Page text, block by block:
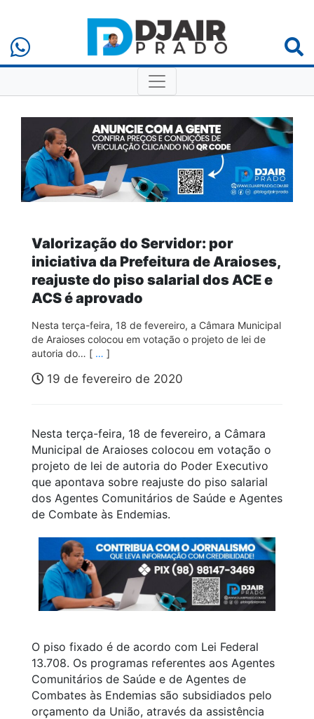
Valorização do Servidor: por
iniciativa da Prefeitura de Araioses,
reajuste do piso salarial dos ACE e
ACS é aprovado
Nesta terça-feira, 18 de fevereiro, a Câmara Municipal
de Araioses colocou em votação o projeto de lei de
autoria do… [ … ]
19 de fevereiro de 2020
Nesta terça-feira, 18 de fevereiro, a Câmara
Municipal de Araioses colocou em votação o
projeto de lei de autoria do Poder Executivo
que apontava sobre reajuste do piso salarial
dos Agentes Comunitários de Saúde e Agentes
de Combate às Endemias.
O piso fixado é de acordo com Lei Federal
13.708. Os programas referentes aos Agentes
Comunitários de Saúde e de Agentes de
Combates às Endemias são subsidiados pelo
orçamento da União, através da assistência